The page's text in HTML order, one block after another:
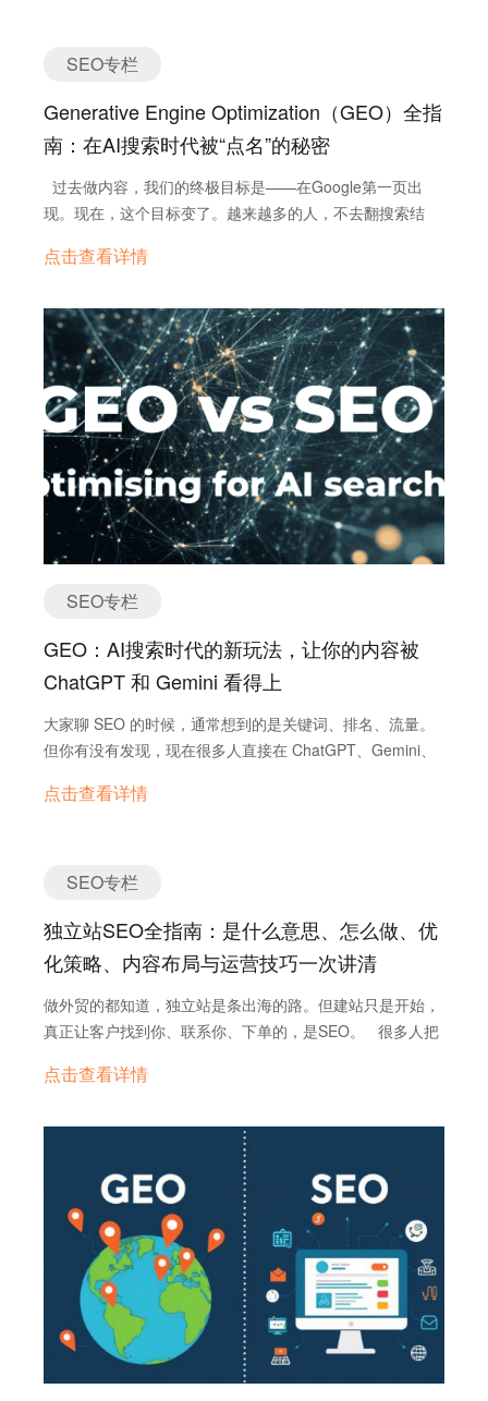
置，甚至在 “All” 标签之前。Liz Reid 在台上那句“搜索将从
两个原因： • 年轻用户不再第一时间用 Google 搜信息，很
多跑去 TikTok 或直接用 ChatGPT• Google 想用更简短、更
个懂事的助手聊天——直接给出答案，不用你自己去点十几
个链接。 2. 对网站流量的直接冲击 问题也很现实——流量
会掉。 第三方研究都在说，AI Mode…
SEO专栏
Generative Engine Optimization（GEO）全指
南：在AI搜索时代被“点名”的秘密
过去做内容，我们的终极目标是——在Google第一页出
现。现在，这个目标变了。越来越多的人，不去翻搜索结
后拿到一个现成的、像朋友讲故事一样的回答。 问题是：在
是 GEO（Generative Engine Optimization，生成式引擎优
化） 的核心逻辑。它有点像SEO的“表弟”，但专门为AI驱动
的搜索引擎服务。说白了，就是想办法让AI在回答问题的时
候，优先“引用”你的内容。 为什么我们得认真聊聊GEO？
如果你还在做外贸、做内容、做品牌，那你肯定感受到一个
变化： 以前的SEO能带来稳定流量，可现在，用户在AI上直
接问一句“哪家CRM适合做WhatsApp管理”，结果他连
Google都没打开，就已经看到了一个“综合对比表”和几个推
荐品牌。 如果你没在里面，那这一波流量，你就直接错过
了。 GEO的重要性可以用三个现实好处来概括： 增加曝
索结果。 品牌印象加分：在AI回答里被提到的品牌，更容易
实用，用户会更愿意和你进一步接触。 我之前就遇到过一
个外贸客户，他原本在Google的自然排名还不错，但流量突
WhatsApp CRM对比”，AI回答里压根没有他。他找上我们
（询盘云），我们帮他做了结构化信息、案例包装，结果不
到两个月，他就被ChatGPT自动带进了多个推荐回答里。有
ChatGPT这种AI搜索还没太大感知。 到了这两年，情况急
转直下——AI搜索引擎不仅多了，而且越来越聪明，能从各
种地方抓信息，然后拼成一个比你自己写的还流畅的回答。
传统SEO的玩法，在AI面前不够用了。你就算关键词排名
第一，也可能在AI的回答里消失不见。于是，GEO变成了一
个新的必修课——它不是替代SEO，而是和SEO并行，甚至
哪？ 如果用一句话总结： SEO是跟Google、Bing打交
点，差别在这里： 目标对象不同 SEO：传统搜索引擎
GEO：AI驱动的搜索引擎和问答引擎 结构化数据的依赖度
SEO：结构化数据有用，但不是必须 GEO：结构化数据非
常重要，能帮AI更准确理解内容 对用户意图的敏感度
SEO：更多依赖关键词匹配 GEO：更注重语义和上下文，
要能听懂人话 NLP（自然语言处理）的运用 GEO必须考虑
AI是怎么读懂你的句子、识别实体（人名、品牌、产品）的
举个简单的例子—— 如果你写了一篇《外贸独立站SEO指
南》，SEO时代你会围绕“外贸SEO”这个关键词布局，但
GEO时代，你还得想办法回答类似“我是外贸新手，怎么做
独立站SEO”的问题，而且最好直接在开头就说重点，这样
点击查看详情
SEO专栏
GEO：AI搜索时代的新玩法，让你的内容被
ChatGPT 和 Gemini 看得上
大家聊 SEO 的时候，通常想到的是关键词、排名、流量。
但你有没有发现，现在很多人直接在 ChatGPT、Gemini、
甚至根本不去点搜索结果的链接。这就是为什么
戏规则 打个比方，你想找“番茄炒蛋”的做法。 SEO：你
网站排到第一页，最好第一位，这样别人点进来看。
GEO：你直接问 ChatGPT：“怎么做番茄炒蛋？” 它会一步
容，或者引用你的品牌作为来源。 换句话说： SEO 关注
的是“被点击” GEO 关注的是“被引用” 这两个思路差别很
大。在 AI 时代，光有好排名可能不够，你得让 AI 觉得你是
它最靠谱的朋友。 为什么 GEO 现在这么重要？ 现实情
取信息的路径是：搜索 → 点击 → 阅读 → 决策。现在是：
提问 → AI 总结…
点击查看详情
SEO专栏
独立站SEO全指南：是什么意思、怎么做、优
化策略、内容布局与运营技巧一次讲清
做外贸的都知道，独立站是条出海的路。但建站只是开始，
真正让客户找到你、联系你、下单的，是SEO。 很多人把
相是：你不懂SEO，网站再漂亮也是摆设。 这篇文章就聊
谱？ 哪些坑我踩过，你别踩第二遍。 不是讲概念，讲实
操。不是照搬谷歌文档，是结合15年外贸经验写给同路人
的。 一、独立站SEO到底是啥？值不值得搞？ 一句话说
清：独立站SEO就是让客户在Google上能搜到你的网站。
你不主动去拉客户，而是客户主动搜“pet grooming scissors
supplier”，然后点进你网站，这就叫SEO带来的自然流量。
那SEO值不值得搞？先来看现实： Google点击结果里，
70%来自自然排名，广告点击比例不到30%； 一条广告线索
可能要花你几十块美金，SEO线索成本基本可以忽略； 广
告是“停就没了”，SEO是“内容在，流量在”。 更重要的
点击查看详情